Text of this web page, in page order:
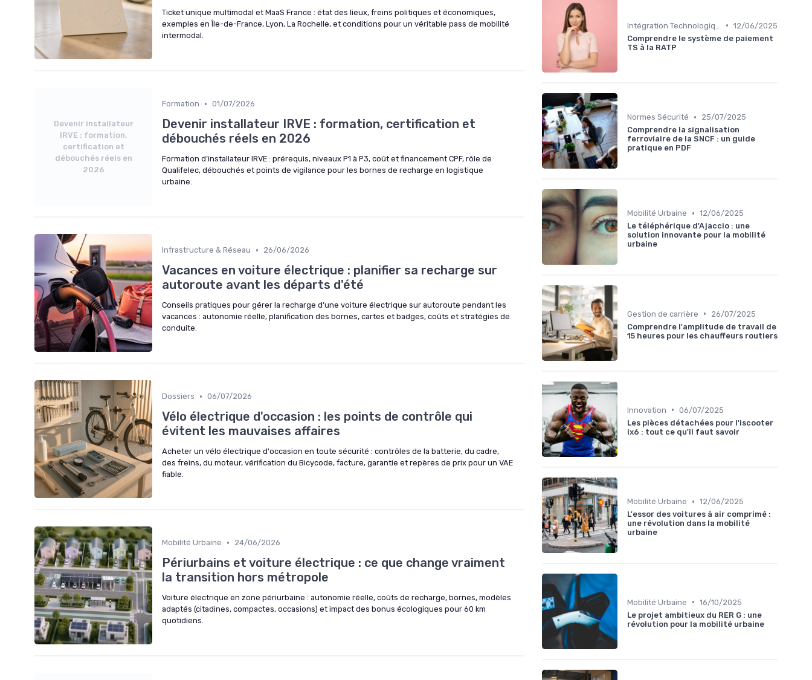
Ticket unique multimodal et MaaS France : état des lieux, freins politiques et économiques,
exemples en Île-de-France, Lyon, La Rochelle, et conditions pour un véritable pass de mobilité
intermodal.
Devenir installateur
IRVE : formation,
certification et
débouchés réels en
2026
Formation • 01/07/2026
Devenir installateur IRVE : formation, certification et
débouchés réels en 2026
Formation d’installateur IRVE : prérequis, niveaux P1 à P3, coût et financement CPF, rôle de
Qualifelec, débouchés et points de vigilance pour les bornes de recharge en logistique
urbaine.
Infrastructure & Réseau • 26/06/2026
Vacances en voiture électrique : planifier sa recharge sur
autoroute avant les départs d'été
Conseils pratiques pour gérer la recharge d’une voiture électrique sur autoroute pendant les
vacances : autonomie réelle, planification des bornes, cartes et badges, coûts et stratégies de
conduite.
Dossiers • 06/07/2026
Vélo électrique d'occasion : les points de contrôle qui
évitent les mauvaises affaires
Acheter un vélo électrique d'occasion en toute sécurité : contrôles de la batterie, du cadre,
des freins, du moteur, vérification du Bicycode, facture, garantie et repères de prix pour un VAE
fiable.
Mobilité Urbaine • 24/06/2026
Périurbains et voiture électrique : ce que change vraiment
la transition hors métropole
Voiture électrique en zone périurbaine : autonomie réelle, coûts de recharge, bornes, modèles
adaptés (citadines, compactes, occasions) et impact des bonus écologiques pour 60 km
quotidiens.
• 12/06/2025
Comprendre le système de paiement
TS à la RATP
Normes Sécurité •
25/07/2025
Comprendre la signalisation
ferroviaire de la SNCF : un guide
pratique en PDF
Mobilité Urbaine • 12/06/2025
Le téléphérique d'Ajaccio : une
solution innovante pour la mobilité
urbaine
Gestion de carrière •
26/07/2025
Comprendre l'amplitude de travail de
15 heures pour les chauffeurs routiers
Innovation • 06/07/2025
Les pièces détachées pour l'iscooter
ix6 : tout ce qu'il faut savoir
Mobilité Urbaine • 12/06/2025
L'essor des voitures à air comprimé :
une révolution dans la mobilité
urbaine
Mobilité Urbaine • 16/10/2025
Le projet ambitieux du RER G : une
révolution pour la mobilité urbaine